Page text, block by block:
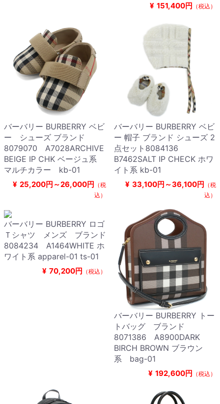
¥ 151,400円 （税込）
バーバリー BURBERRY ベビ
ー シューズ ブランド
8079070 A7028ARCHIVE
BEIGE IP CHK ベージュ系
マルチカラー kb-01
¥ 25,200円～26,000円 （税
込）
バーバリー BURBERRY ベビ
ー 帽子 ブランド シューズ 2
点セット8084136
B7462SALT IP CHECK ホワ
イト系 kb-01
¥ 33,100円～36,100円 （税
込）
バーバリー BURBERRY ロゴ
Ｔシャツ メンズ ブランド
8084234 A1464WHITE ホ
ワイト系 apparel-01 ts-01
¥ 70,200円 （税込）
バーバリー BURBERRY トー
トバッグ ブランド
8071386 A8900DARK
BIRCH BROWN ブラウン
系 bag-01
¥ 192,600円 （税込）